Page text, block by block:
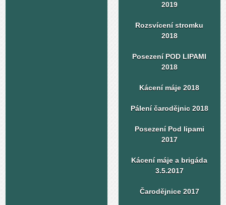
2019
Rozsvícení stromku
2018
Posezení POD LIPAMI
2018
Kácení máje 2018
Pálení čarodějnic 2018
Posezení Pod lipami
2017
Kácení máje a brigáda
3.5.2017
Čarodějnice 2017